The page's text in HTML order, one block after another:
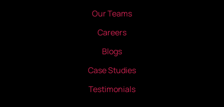
Our Teams
Careers
Blogs
Case Studies
Testimonials